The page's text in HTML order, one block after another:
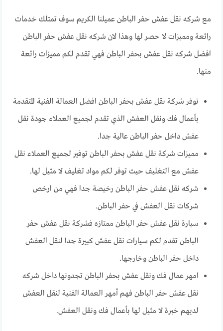
مع شركه نقل عفش حفر الباطن عميلنا الكريم سوف تمتلك خدمات
رائعة ومميزات لا حصر لها وهذا لان شركه نقل عفش حفر الباطن
افضل شركه نقل عفش بحفر الباطن فهي تقدم لكم مميزات رائعة
منها.
توفر شركة نقل عفش بحفر الباطن افضل العمالة الفنية المتقدمة
بأعمال فك ونقل العفش الذي تقدم لجميع العملاء جودة نقل
عفش داخل حفر الباطن عالية جدا.
مميزات شركة نقل عفش بحفر الباطن توفير لجميع العملاء نقل
عفش مع التغليف حيث توفر لكم مواد تغليف لا مثيل لها.
شركه نقل عفش حفر الباطن رخيصة جدا فهي من ارخص
شركات نقل العفش في حفر الباطن.
سيارة نقل عفش حفر الباطن ممتازه فشركة نقل عفش حفر
الباطن تقدم لكم سيارات نقل عفش كبيرة جدا لنقل العفش
داخل حفر الباطن وخارجها.
امهر عمال فك ونقل عفش بحفر الباطن تجدونها داخل شركه
نقل عفش حفر الباطن فهم أمهر العمالة الفنية لنقل العفش
لديهم خبرة لا مثيل لها بأعمال فك ونقل العفش.